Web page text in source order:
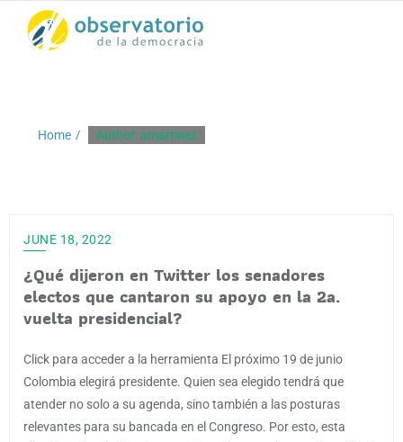
content
Home Author: amartinez
JUNE 18, 2022
¿Qué dijeron en Twitter los senadores
electos que cantaron su apoyo en la 2a.
vuelta presidencial?
Click para acceder a la herramienta El próximo 19 de junio
Colombia elegirá presidente. Quien sea elegido tendrá que
atender no solo a su agenda, sino también a las posturas
relevantes para su bancada en el Congreso. Por esto, esta